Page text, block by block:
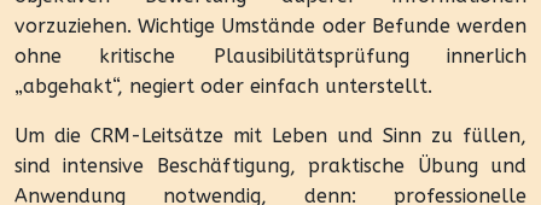
vorzuziehen. Wichtige Umstände oder Befunde werden
ohne kritische Plausibilitätsprüfung innerlich
„abgehakt“, negiert oder einfach unterstellt.
Um die CRM-Leitsätze mit Leben und Sinn zu füllen,
sind intensive Beschäftigung, praktische Übung und
Anwendung notwendig, denn: professionelle